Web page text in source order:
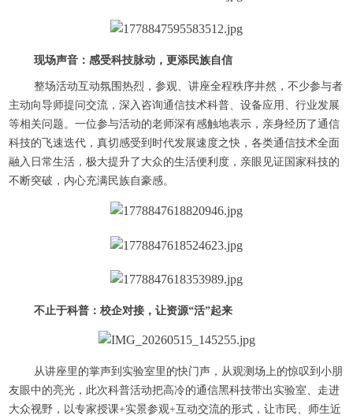
现场声音：感受科技脉动，更添民族自信
整场活动互动氛围热烈，参观、讲座全程秩序井然，不少参与者
主动向导师提问交流，深入咨询通信技术科普、设备应用、行业发展
等相关问题。一位参与活动的老师深有感触地表示，亲身经历了通信
科技的飞速迭代，真切感受到时代发展速度之快，各类通信技术全面
融入日常生活，极大提升了大众的生活便利度，亲眼见证国家科技的
不断突破，内心充满民族自豪感。
不止于科普：校企对接，让资源“活”起来
从讲座里的掌声到实验室里的快门声，从观测场上的惊叹到小朋
友眼中的亮光，此次科普活动把高冷的通信黑科技带出实验室、走进
大众视野，以专家授课+实景参观+互动交流的形式，让市民、师生近